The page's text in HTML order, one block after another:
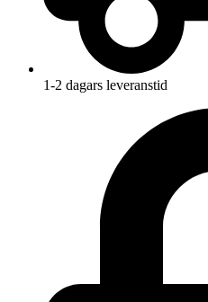
1-2 dagars leveranstid